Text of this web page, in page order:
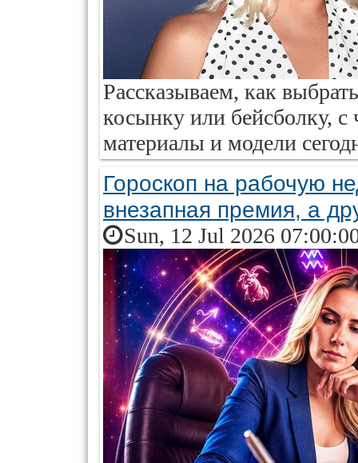
Рассказываем, как
косынку или бейсболку, с
материалы и модели
Гороскоп на рабочую
внезапная премия, а
Sun, 12 Jul 2026